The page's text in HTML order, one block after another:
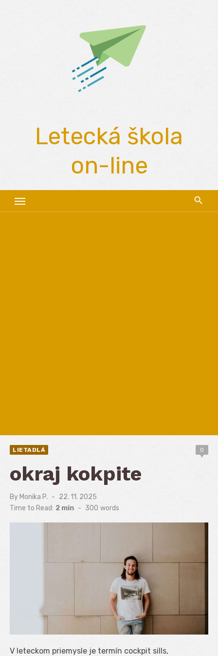
Letecká škola
on-line
LIETADLÁ 0
okraj kokpite
By Monika P.
Posted
on
22. 11. 2025
Time to Read: 2 min - 300 words
V leteckom priemysle je termín cockpit sills,